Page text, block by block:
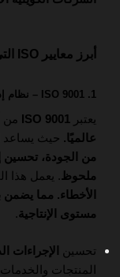
أبرز معايير ISO التي يجب أن تلتزم بها الشركات في الكويت
1. ISO 9001 – نظام إدارة الجودة
يعتبر ISO 9001 من
عالميًا. حيث يساعد
من الجودة، تحسين
ملحوظ. يعمل هذا
الأخطاء. مما
مستوى الإنتاجية.
تحسين الإجراءات
المنتجات والخدمات